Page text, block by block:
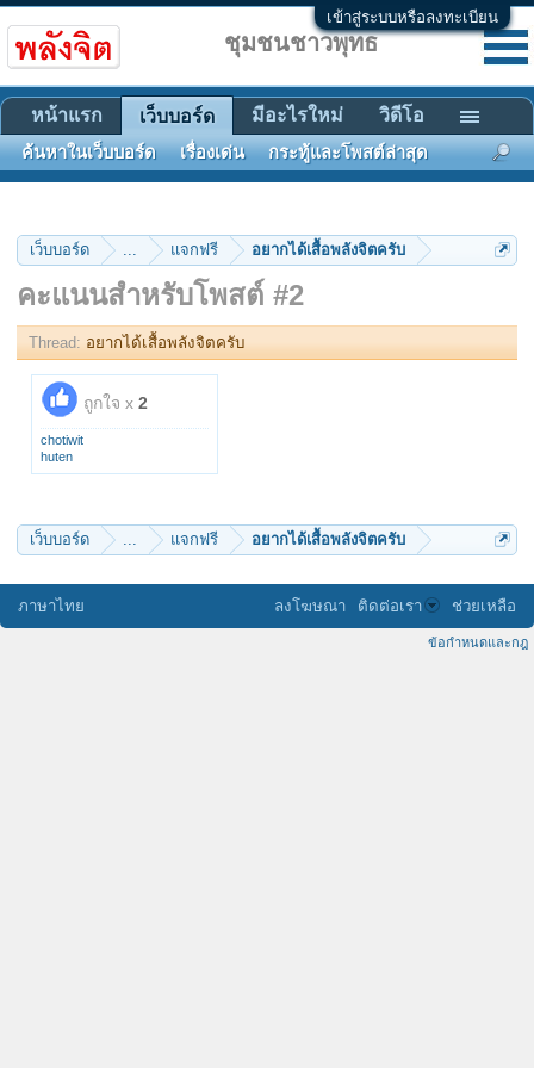
เข้าสู่ระบบหรือลงทะเบียน
เว็บบอร์ด ... แจกฟรี อยากได้เสื้อพลังจิตครับ
คะแนนสำหรับโพสต์ #2
Thread: อยากได้เสื้อพลังจิตครับ
ถูกใจ x 2
chotiwit
huten
เว็บบอร์ด ... แจกฟรี อยากได้เสื้อพลังจิตครับ
ชุมชนชาวพุทธ
หน้าแรก เว็บบอร์ด
ค้นหาในเว็บบอร์ด เรื่องเด่น กระทู้และโพสต์ล่าสุด
มีอะไรใหม่ วิดีโอ
ภาษาไทย ลงโฆษณา ติดต่อเรา ช่วยเหลือ
ข้อกำหนดและกฎ